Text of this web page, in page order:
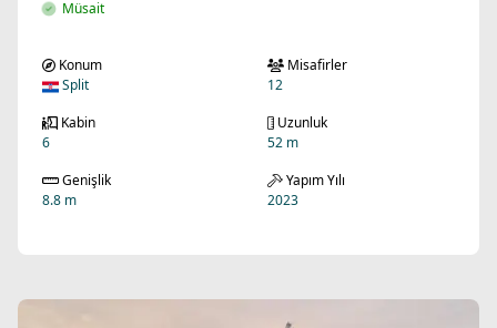
Müsait
Konum
Split
Misafirler
12
Kabin
6
Uzunluk
52 m
Genişlik
8.8 m
Yapım Yılı
2023